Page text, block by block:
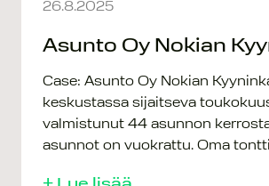
26.8.2025
Asunto Oy Nokian
Case: Asunto Oy Nokian
keskustassa sijaitseva
valmistunut 44 asunnon
asunnot on vuokrattu. Oma